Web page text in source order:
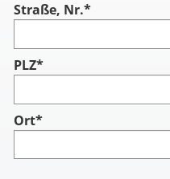
Straße, Nr.*
PLZ*
Ort*